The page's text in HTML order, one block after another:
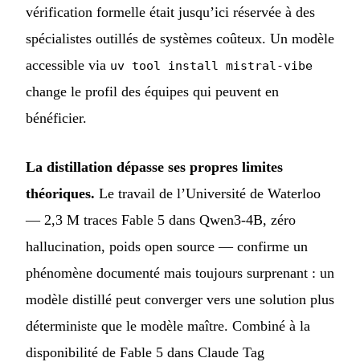
vérification formelle était jusqu’ici réservée à des
spécialistes outillés de systèmes coûteux. Un modèle
accessible via uv tool install mistral-vibe
change le profil des équipes qui peuvent en
bénéficier.
La distillation dépasse ses propres limites
théoriques. Le travail de l’Université de Waterloo
— 2,3 M traces Fable 5 dans Qwen3-4B, zéro
hallucination, poids open source — confirme un
phénomène documenté mais toujours surprenant : un
modèle distillé peut converger vers une solution plus
déterministe que le modèle maître. Combiné à la
disponibilité de Fable 5 dans Claude Tag